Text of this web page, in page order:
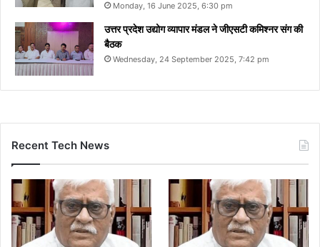
Monday, 16 June 2025, 6:30 pm
उत्तर प्रदेश उद्योग व्यापार मंडल ने जीएसटी कमिश्नर संग की
बैठक
Wednesday, 24 September 2025, 7:42 pm
Recent Tech News